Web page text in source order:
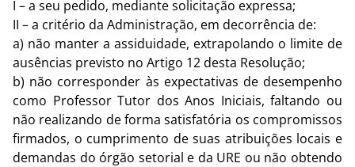
I – a seu pedido, mediante solicitação expressa;
II – a critério da Administração, em decorrência de:
a) não manter a assiduidade, extrapolando o limite de
ausências previsto no Artigo 12 desta Resolução;
b) não corresponder às expectativas de desempenho
como Professor Tutor dos Anos Iniciais, faltando ou
não realizando de forma satisfatória os compromissos
firmados, o cumprimento de suas atribuições locais e
demandas do órgão setorial e da URE ou não obtendo